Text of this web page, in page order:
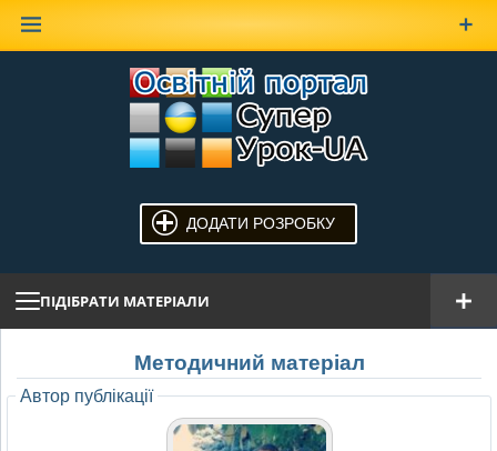
ДОДАТИ РОЗРОБКУ
ПІДІБРАТИ МАТЕРІАЛИ
Методичний матеріал
Автор публікації